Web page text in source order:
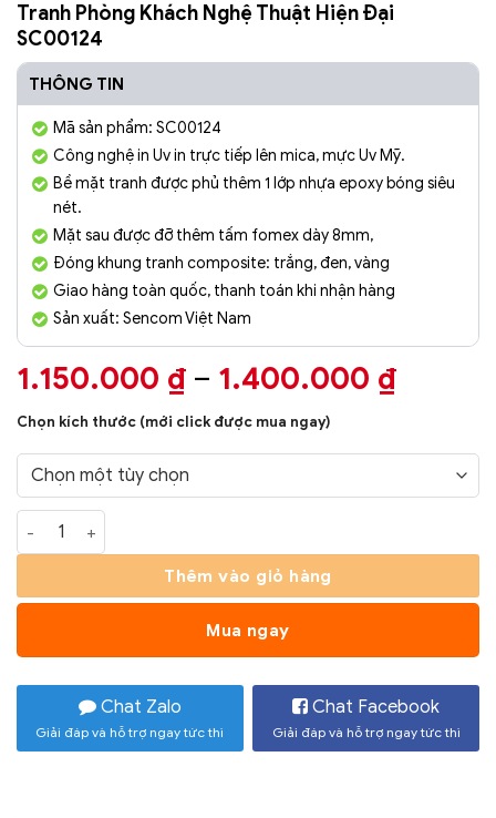
Tranh Phòng Khách Nghệ Thuật Hiện Đại
SC00124
THÔNG TIN
Mã sản phẩm: SC00124
Công nghệ in Uv in trực tiếp lên mica, mực Uv Mỹ.
Bề mặt tranh được phủ thêm 1 lớp nhựa epoxy bóng siêu
nét.
Mặt sau được đỡ thêm tấm fomex dày 8mm,
Đóng khung tranh composite: trắng, đen, vàng
Giao hàng toàn quốc, thanh toán khi nhận hàng
Sản xuất: Sencom Việt Nam
1.150.000 ₫ – 1.400.000 ₫
đến
Chọn kích thước (mới click được mua ngay)
Tranh Phòng Khách Nghệ Thuật Hiện Đại SC00124 số lượng
Thêm vào giỏ hàng
Mua ngay
Chat Zalo
Giải đáp và hỗ trợ ngay tức thì
Chat Facebook
Giải đáp và hỗ trợ ngay tức thì